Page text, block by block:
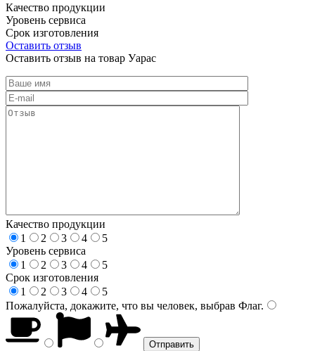
Качество продукции
Уровень сервиса
Срок изготовления
Оставить отзыв
Оставить отзыв на товар Уарас
Качество продукции
1
2 3 4
5
Уровень сервиса
1
2 3 4
5
Срок изготовления
1
2 3 4
5
Пожалуйста, докажите, что вы человек, выбрав Флаг.